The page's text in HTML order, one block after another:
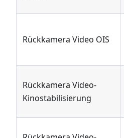
Rückkamera Video OIS
Rückkamera Video-
Kinostabilisierung